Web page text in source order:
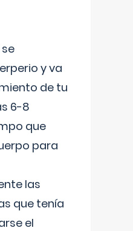
y va
de tu
6-8
que
para
las
que tenía
el